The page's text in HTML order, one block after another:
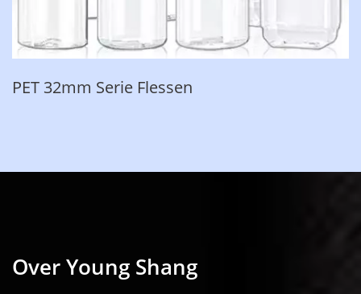
PET 32mm Serie Flessen
Over Young Shang